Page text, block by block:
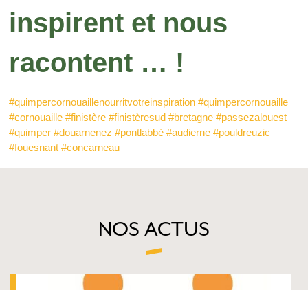
inspirent et nous
racontent … !
#quimpercornouaillenourritvotreinspiration#quimpercornouaille
#cornouaille#finistère#finistèresud #bretagne#passezalouest
#quimper#douarnenez #pontlabbé#audierne#pouldreuzic
#fouesnant#concarneau
NOS ACTUS